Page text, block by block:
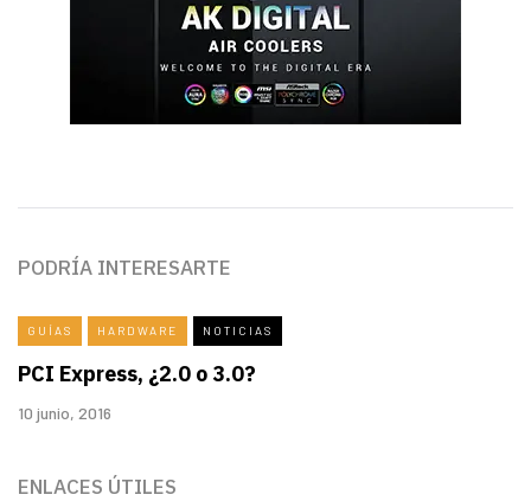
PODRÍA INTERESARTE
GUÍAS HARDWARE NOTICIAS
PCI Express, ¿2.0 o 3.0?
10 junio, 2016
ENLACES ÚTILES